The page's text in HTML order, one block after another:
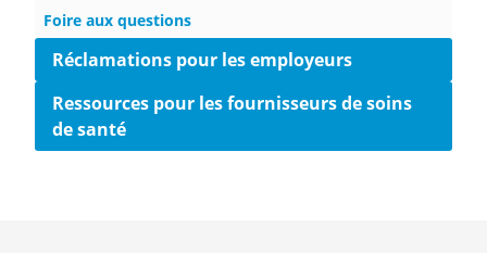
Foire aux questions
Réclamations pour les employeurs
Ressources pour les fournisseurs de soins
de santé